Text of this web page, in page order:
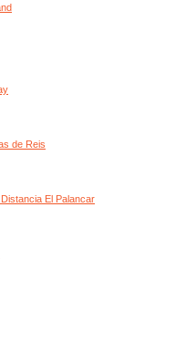
de Reis
El Palancar